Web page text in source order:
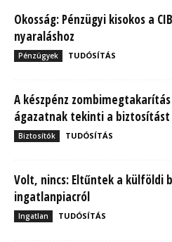
Okosság: Pénzügyi kisokos a
nyaraláshoz
Pénzügyek TUDÓSÍTÁS
A készpénz
ágazatnak tekinti a biztosítást
Biztosítók TUDÓSÍTÁS
Volt, nincs: Eltűntek a külföldi
ingatlanpiacról
Ingatlan TUDÓSÍTÁS